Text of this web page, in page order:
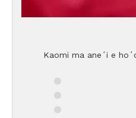
Kaomi ma aneʻi e